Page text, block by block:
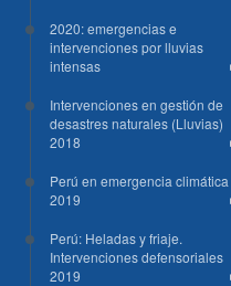
2020: emergencias e
intervenciones por lluvias
intensas
Intervenciones en gestión de
desastres naturales (Lluvias)
2018
Perú en emergencia climática
2019
Perú: Heladas y friaje.
Intervenciones defensoriales
2019